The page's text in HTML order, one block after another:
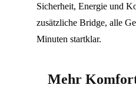
Sicherheit, Energie und
zusätzliche Bridge, alle
Minuten startklar.
Mehr